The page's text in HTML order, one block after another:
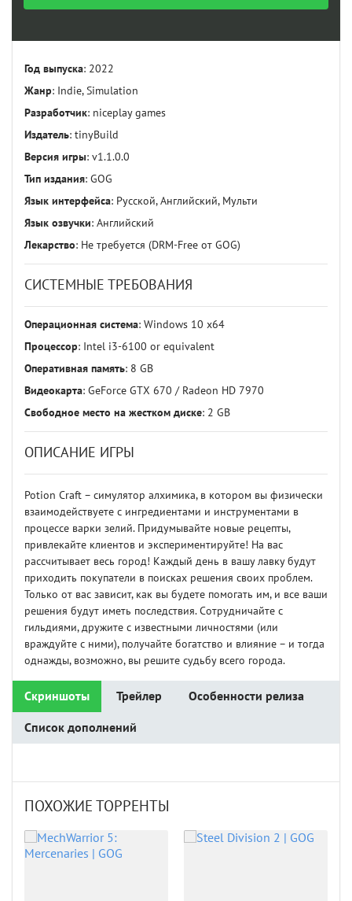
Год выпуска: 2022
Жанр: Indie, Simulation
Разработчик: niceplay games
Издатель: tinyBuild
Версия игры: v1.1.0.0
Тип издания: GOG
Язык интерфейса: Русской, Английский, Мульти
Язык озвучки: Английский
Лекарство: Не требуется (DRM-Free от GOG)
СИСТЕМНЫЕ ТРЕБОВАНИЯ
Операционная система: Windows 10 x64
Процессор: Intel i3-6100 or equivalent
Оперативная память: 8 GB
Видеокарта: GeForce GTX 670 / Radeon HD 7970
Свободное место на жестком диске: 2 GB
ОПИСАНИЕ ИГРЫ
Potion Craft – симулятор алхимика, в котором вы физически
взаимодействуете с ингредиентами и инструментами в
процессе варки зелий. Придумывайте новые рецепты,
привлекайте клиентов и экспериментируйте! На вас
рассчитывает весь город! Каждый день в вашу лавку будут
приходить покупатели в поисках решения своих проблем.
Только от вас зависит, как вы будете помогать им, и все ваши
решения будут иметь последствия. Сотрудничайте с
гильдиями, дружите с известными личностями (или
враждуйте с ними), получайте богатство и влияние – и тогда
однажды, возможно, вы решите судьбу всего города.
Скриншоты Трейлер Особенности релиза
Список дополнений
ПОХОЖИЕ ТОРРЕНТЫ